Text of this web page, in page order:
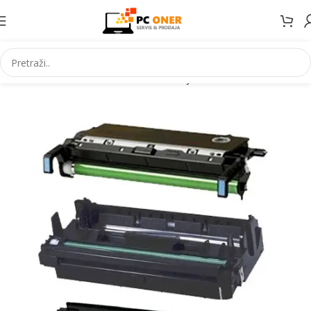
Početna Informatika Potrošni materijal Toneri